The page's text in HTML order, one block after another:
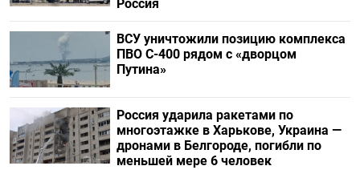
Россия
ВСУ уничтожили позицию комплекса
ПВО С-400 рядом с «дворцом
Путина»
Россия ударила ракетами по
многоэтажке в Харькове, Украина —
дронами в Белгороде, погибли по
меньшей мере 6 человек